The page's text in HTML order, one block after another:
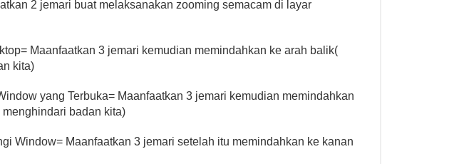
2 jemari buat melaksanakan zooming semacam di layar
Maanfaatkan 3 jemari kemudian memindahkan ke arah balik(
kita)
yang Terbuka= Maanfaatkan 3 jemari kemudian memindahkan
menghindari badan kita)
Window= Maanfaatkan 3 jemari setelah itu memindahkan ke kanan